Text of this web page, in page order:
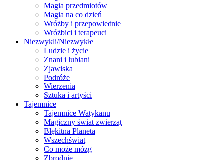
Magia przedmiotów
Magia na co dzień
Wróżby i przepowiednie
Wróżbici i terapeuci
Niezwykli/Niezwykłe
Ludzie i życie
Znani i lubiani
Zjawiska
Podróże
Wierzenia
Sztuka i artyści
Tajemnice
Tajemnice Watykanu
Magiczny świat zwierząt
Błękitna Planeta
Wszechświat
Co może mózg
Zbrodnie